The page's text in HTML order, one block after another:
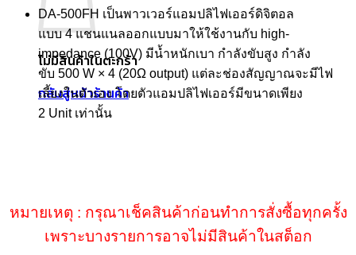
ไม่มีสินค้าในตะกร้า
กลับสู่หน้าร้านค้า
DA-500FH เป็นพาวเวอร์แอมปลิไฟเออร์ดิจิตอล
แบบ 4 แชนแนลออกแบบมาให้ใช้งานกับ high-
impedance (100V) มีน้ำหนักเบา กำลังขับสูง กำลัง
ขับ 500 W × 4 (20Ω output) แต่ละช่องสัญญาณจะมีไฟ
เลี้ยงในตัวเอง โดยตัวแอมปลิไฟเออร์มีขนาดเพียง
2 Unit เท่านั้น
หมายเหตุ : กรุณาเช็คสินค้าก่อนทำการสั่งซื้อทุกครั้ง
เพราะบางรายการอาจไม่มีสินค้าในสต็อก